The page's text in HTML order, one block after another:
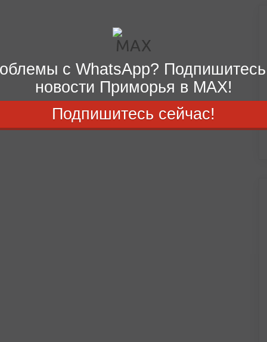
с WhatsApp?
новости Приморья в MAX!
Подпишитесь сейчас!